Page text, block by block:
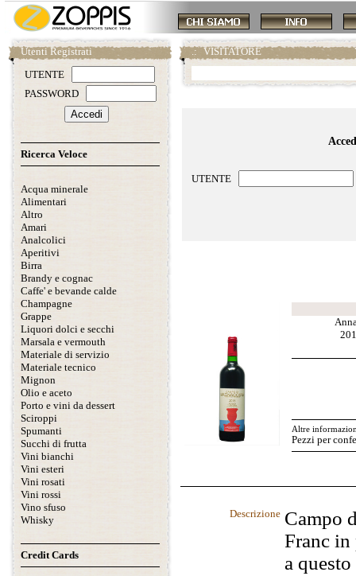
Utenti Registrati
UTENTE
PASSWORD
Ricerca Veloce
Acqua minerale
Alimentari
Altro
Amari
Analcolici
Aperitivi
Birra
Brandy e cognac
Caffe' e bevande calde
Champagne
Grappe
Liquori dolci e secchi
Marsala e vermouth
Materiale di servizio
Materiale tecnico
Mignon
Olio e aceto
Porto e vini da dessert
Sciroppi
Spumanti
Succhi di frutta
Vini bianchi
Vini esteri
Vini rosati
Vini rossi
Vino sfuso
Whisky
Credit Cards
.: VISITATORE
UTENTE
Altre
Pezzi per
Descrizione Campo
Franc in
a